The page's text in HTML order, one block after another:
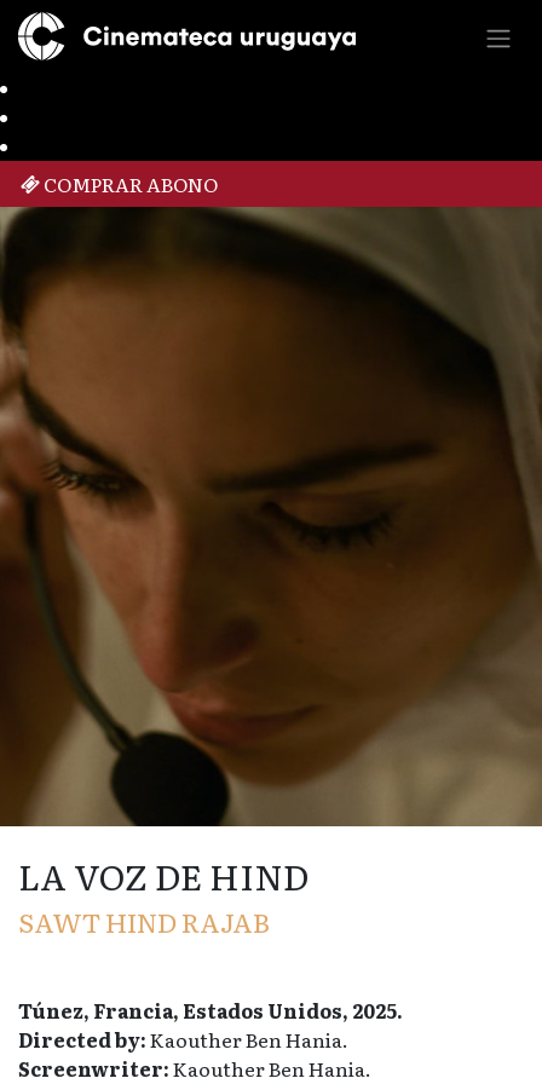
COMPRAR ABONO
LA VOZ DE HIND
SAWT HIND RAJAB
Túnez, Francia, Estados Unidos, 2025.
Directed by:Kaouther Ben Hania.
Screenwriter:Kaouther Ben Hania.